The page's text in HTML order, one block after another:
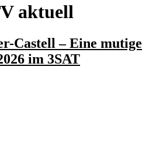
aktuell
Castell – Eine mutige
im 3SAT